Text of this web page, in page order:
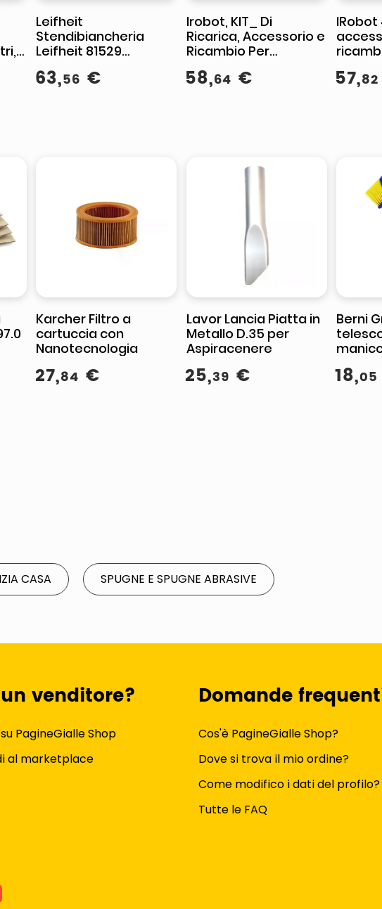
Leifheit
Stendibiancheria
Leifheit 81529
Comfort Tower 420
Bianco e Blu
63,56 €
Irobot, KIT_ Di
Ricarica, Accessorio e
Ricambio Per
Aspirapolvere
58,64 €
IRobot
57,82
Karcher Filtro a
cartuccia con
Nanotecnologia
27,84 €
Lavor Lancia Piatta in
Metallo D.35 per
Aspiracenere
25,39 €
Berni
m,
18,05
CASA SPUGNE E SPUGNE ABRASIVE
venditore?
PagineGialle Shop
al marketplace
Domande
Cos'è PagineGialle Shop?
Dove si trova il mio ordine?
Come modifico i dati del profilo?
Tutte le FAQ